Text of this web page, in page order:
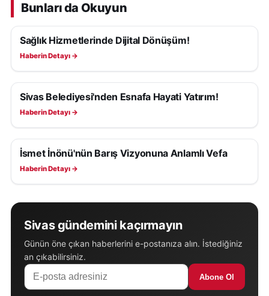
Bunları da Okuyun
SAĞLIK
Sağlık Hizmetlerinde Dijital Dönüşüm!
Haberin Detayı →
SAĞLIK
Sivas Belediyesi'nden Esnafa Hayati Yatırım!
Haberin Detayı →
SAĞLIK
İsmet İnönü'nün Barış Vizyonuna Anlamlı Vefa
Haberin Detayı →
Sivas gündemini kaçırmayın
Günün öne çıkan haberlerini e-postanıza alın. İstediğiniz
an çıkabilirsiniz.
Abone Ol